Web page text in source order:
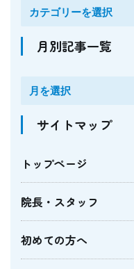
月別記事一覧
サイトマップ
トップページ
院長・スタッフ
初めての方へ